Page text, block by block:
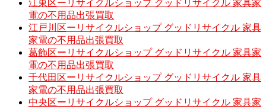
江東区ーリサイクルショップ グッドリサイクル 家具家
電の不用品出張買取
江戸川区ーリサイクルショップ グッドリサイクル 家具
家電の不用品出張買取
葛飾区ーリサイクルショップ グッドリサイクル 家具家
電の不用品出張買取
千代田区ーリサイクルショップ グッドリサイクル 家具
家電の不用品出張買取
中央区ーリサイクルショップ グッドリサイクル 家具家